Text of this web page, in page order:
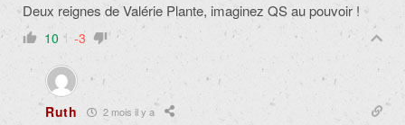
Deux reignes de Valérie Plante, imaginez QS au pouvoir !
10 -3
Ruth 2 mois il y a